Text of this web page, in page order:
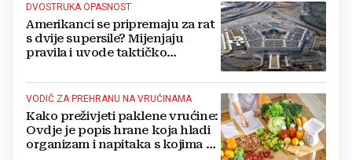
DVOSTRUKA OPASNOST
Amerikanci se pripremaju za rat
s dvije supersile? Mijenjaju
pravila i uvode taktičko
VODIČ ZA PREHRANU NA VRUĆINAMA
Kako preživjeti paklene vrućine:
Ovdje je popis hrane koja hladi
organizam i napitaka s kojima si